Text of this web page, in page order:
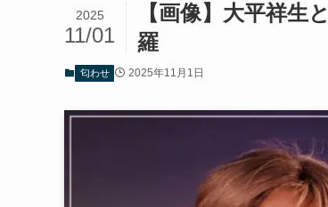
【画像】大平祥生
羅
2025
11/01
匂わせ 2025年11月1日